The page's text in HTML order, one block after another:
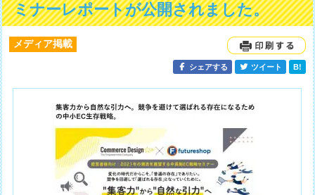
ミナーレポートが公開されました。
メディア掲載
シェアする ツイート B!